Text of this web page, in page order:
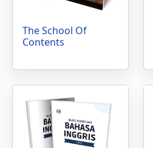
The School Of
Contents